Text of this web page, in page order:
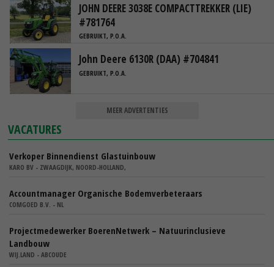
JOHN DEERE 3038E COMPACTTREKKER (LIE)
#781764
GEBRUIKT, P.O.A.
John Deere 6130R (DAA) #704841
GEBRUIKT, P.O.A.
MEER ADVERTENTIES
VACATURES
Verkoper Binnendienst Glastuinbouw
KARO BV - ZWAAGDIJK, NOORD-HOLLAND,
Accountmanager Organische Bodemverbeteraars
COMGOED B.V. - NL
Projectmedewerker BoerenNetwerk – Natuurinclusieve
Landbouw
WIJ.LAND - ABCOUDE